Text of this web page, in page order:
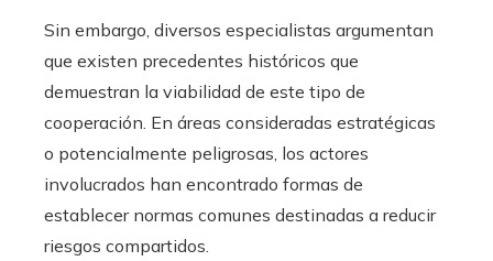
Sin embargo, diversos especialistas argumentan
que existen precedentes históricos que
demuestran la viabilidad de este tipo de
cooperación. En áreas consideradas estratégicas
o potencialmente peligrosas, los actores
involucrados han encontrado formas de
establecer normas comunes destinadas a reducir
riesgos compartidos.